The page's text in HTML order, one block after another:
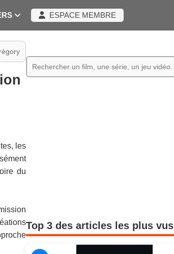
ESPACE MEMBRE
les
du
Top 3 des articles les plus vus